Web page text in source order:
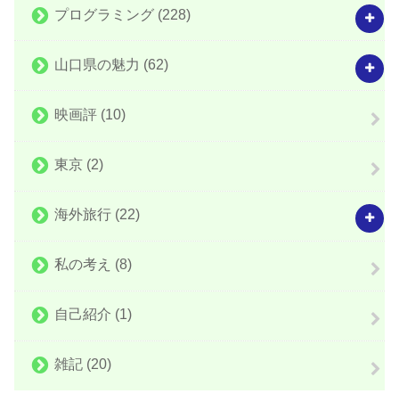
プログラミング (228)
山口県の魅力 (62)
映画評 (10)
東京 (2)
海外旅行 (22)
私の考え (8)
自己紹介 (1)
雑記 (20)